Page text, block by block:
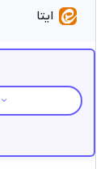
ایتا